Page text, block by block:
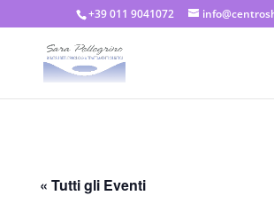
+39 011 9041072
« Tutti gli Eventi